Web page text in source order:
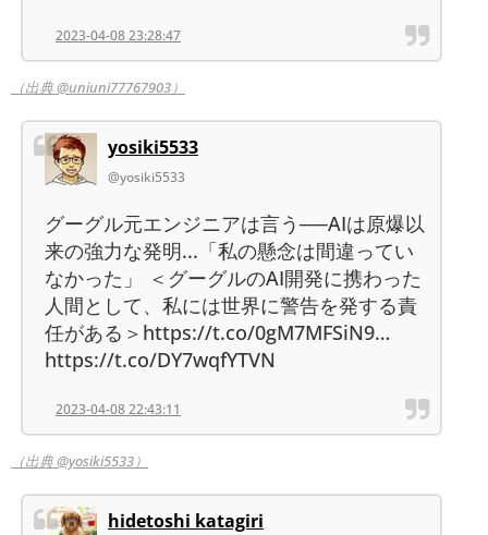
2023-04-08 23:28:47
（出典 @uniuni77767903）
yosiki5533
@yosiki5533
グーグル元エンジニアは言う──AIは原爆以
来の強力な発明...「私の懸念は間違ってい
なかった」 ＜グーグルのAI開発に携わった
人間として、私には世界に警告を発する責
任がある＞https://t.co/0gM7MFSiN9…
https://t.co/DY7wqfYTVN
2023-04-08 22:43:11
（出典 @yosiki5533）
hidetoshi katagiri